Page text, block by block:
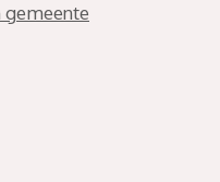
gemeente